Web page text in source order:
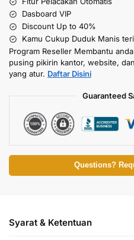
Dasboard VIP
Discount Up to 40%
Kamu Cukup Duduk Manis
Program Reseller Membantu
pusing pikirin kantor, website,
yang atur. Daftar Disini
Guaranteed
Questions?
Syarat & Ketentuan